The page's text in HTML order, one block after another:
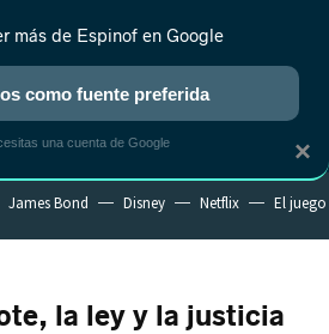
REALITY ANIME RANKINGS CINE
James Bond Disney Netflix El
la ley y la justicia
×
más de Espinof en Google
como fuente preferida
una cuenta de Google